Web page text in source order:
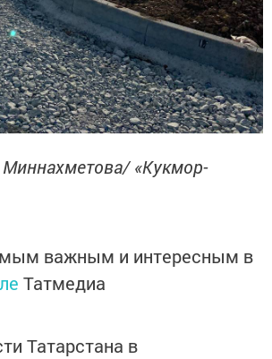
«Кукмор-
важным и интересным в
Татмедиа
Татарстана в